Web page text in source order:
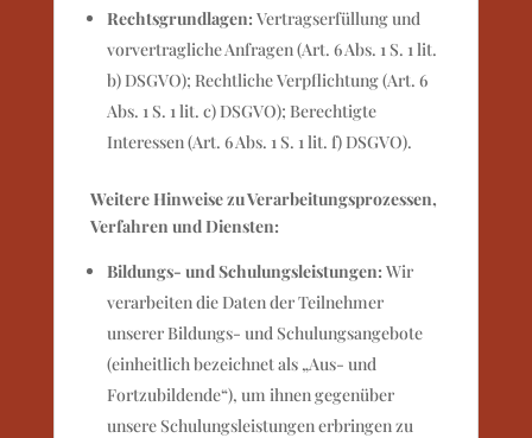
Rechtsgrundlagen: Vertragserfüllung und
vorvertragliche Anfragen (Art. 6 Abs. 1 S. 1 lit.
b) DSGVO); Rechtliche Verpflichtung (Art. 6
Abs. 1 S. 1 lit. c) DSGVO); Berechtigte
Interessen (Art. 6 Abs. 1 S. 1 lit. f) DSGVO).
Weitere Hinweise zu Verarbeitungsprozessen,
Verfahren und Diensten:
Bildungs- und Schulungsleistungen: Wir
verarbeiten die Daten der Teilnehmer
unserer Bildungs- und Schulungsangebote
(einheitlich bezeichnet als „Aus- und
Fortzubildende“), um ihnen gegenüber
unsere Schulungsleistungen erbringen zu